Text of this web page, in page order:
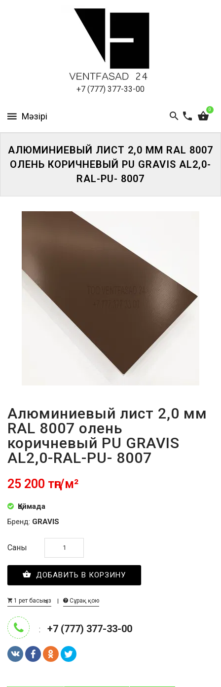
+7 (777) 377-33-00
0
ПАНЕЛИ
АЛЮМИНИЕВЫЙ ЛИСТ 2,0 ММ RAL 8007
ОЛЕНЬ КОРИЧНЕВЫЙ PU GRAVIS AL2,0-
RAL-PU- 8007
Алюминиевый лист 2,0 мм
RAL 8007 олень
коричневый PU GRAVIS
AL2,0-RAL-PU- 8007
25 200 тңг/м²
Қоймада
Бренд: GRAVIS
Саны
ДОБАВИТЬ В КОРЗИНУ
1 рет басыңыз Сұрақ қою
: +7 (777) 377-33-00